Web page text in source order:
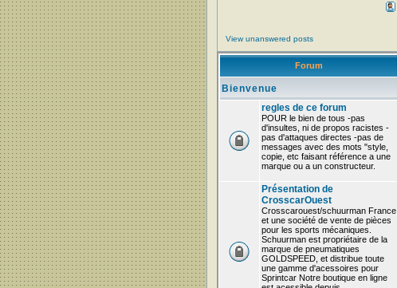
View unanswered posts
Forum
Bienvenue
regles de ce forum
POUR le bien de tous -pas
d'insultes, ni de propos racistes -
pas d'attaques directes -pas de
messages avec des mots "style,
copie, etc faisant référence a une
marque ou a un constructeur.
Présentation de
CrosscarOuest
Crosscarouest/schuurman France
et une société de vente de pièces
pour les sports mécaniques.
Schuurman est propriétaire de la
marque de pneumatiques
GOLDSPEED, et distribue toute
une gamme d'acessoires pour
Sprintcar Notre boutique en ligne